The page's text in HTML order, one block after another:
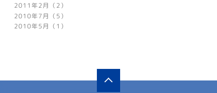
2011年2月（2）
2010年7月（5）
2010年5月（1）